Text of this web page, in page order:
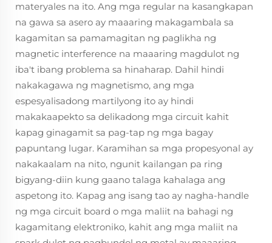
materyales na ito. Ang mga regular na kasangkapan
na gawa sa asero ay maaaring makagambala sa
kagamitan sa pamamagitan ng paglikha ng
magnetic interference na maaaring magdulot ng
iba't ibang problema sa hinaharap. Dahil hindi
nakakagawa ng magnetismo, ang mga
espesyalisadong martilyong ito ay hindi
makakaapekto sa delikadong mga circuit kahit
kapag ginagamit sa pag-tap ng mga bagay
papuntang lugar. Karamihan sa mga propesyonal ay
nakakaalam na nito, ngunit kailangan pa ring
bigyang-diin kung gaano talaga kahalaga ang
aspetong ito. Kapag ang isang tao ay nagha-handle
ng mga circuit board o mga maliit na bahagi ng
kagamitang elektroniko, kahit ang mga maliit na